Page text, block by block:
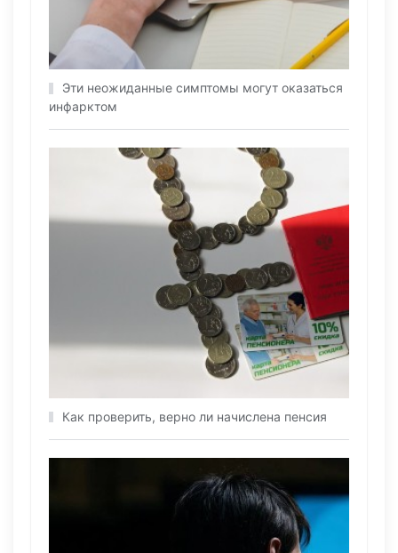
Эти неожиданные симптомы могут оказаться
инфарктом
Как проверить, верно ли начислена пенсия